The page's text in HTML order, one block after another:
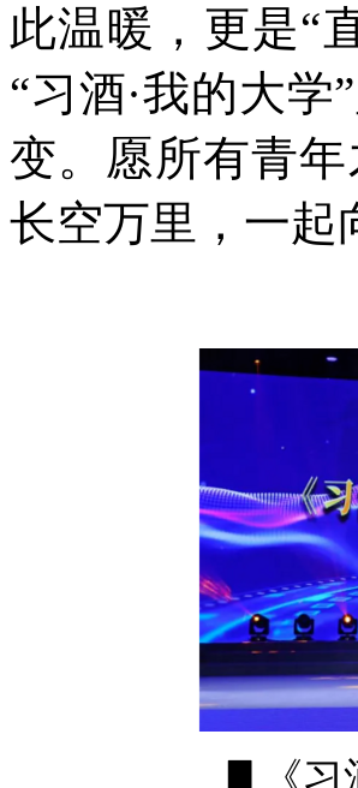
此温暖，更是“
“习酒·我的大
变。愿所有青
长空万里，一起
▋《习